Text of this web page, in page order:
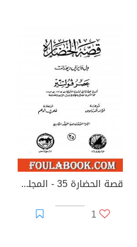
قصة الحضارة 35 - المجلد التاسع - ج1: عصر فولتير
1